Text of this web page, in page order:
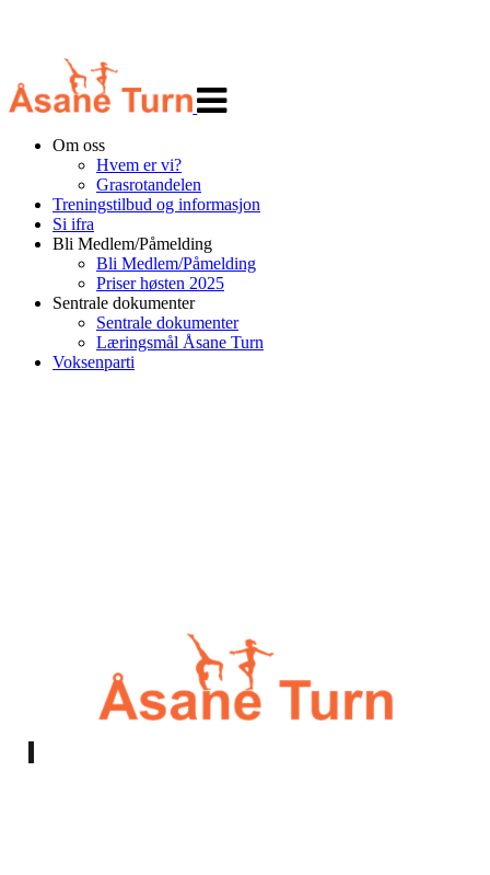
navigasjon
Om oss
Hvem er vi?
Grasrotandelen
Treningstilbud og informasjon
Si ifra
Bli Medlem/Påmelding
Bli Medlem/Påmelding
Priser høsten 2025
Sentrale dokumenter
Sentrale dokumenter
Læringsmål Åsane Turn
Voksenparti